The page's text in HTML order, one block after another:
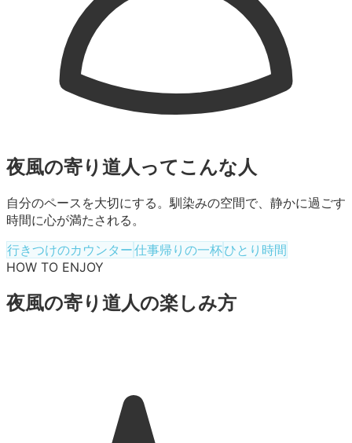
夜風の寄り道人 ってこんな人
自分のペースを大切にする。馴染みの空間で、静かに過ごす
時間に心が満たされる。
行きつけのカウンター仕事帰りの一杯ひとり時間
HOW TO ENJOY
夜風の寄り道人の楽しみ方